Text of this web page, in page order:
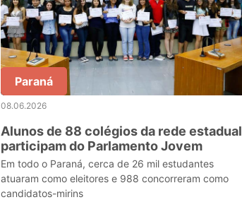
Paraná
08.06.2026
Alunos de 88 colégios da rede estadual
participam do Parlamento Jovem
Em todo o Paraná, cerca de 26 mil estudantes
atuaram como eleitores e 988 concorreram como
candidatos-mirins